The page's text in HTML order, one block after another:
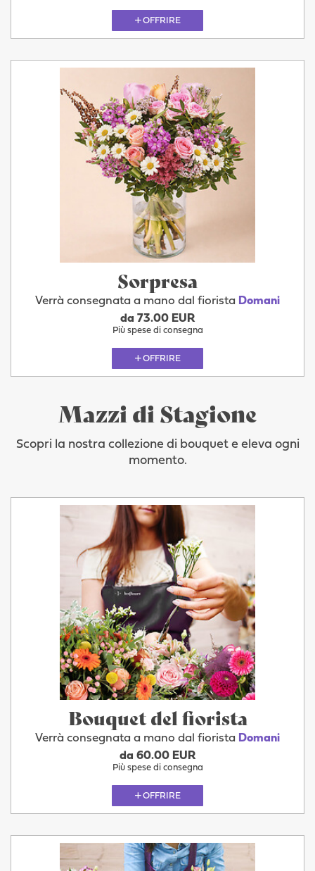
OFFRIRE
Sorpresa
Verrà consegnata a mano dal fiorista Domani
da 73.00 EUR
Più spese di consegna
OFFRIRE
Mazzi di Stagione
Scopri la nostra collezione di bouquet e eleva ogni
momento.
Bouquet del fiorista
Verrà consegnata a mano dal fiorista Domani
da 60.00 EUR
Più spese di consegna
OFFRIRE